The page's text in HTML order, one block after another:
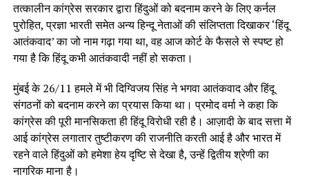
तत्कालीन कांग्रेस सरकार द्वारा हिंदुओं को बदनाम करने के लिए कर्नल
पुरोहित, प्रज्ञा भारती समेत अन्य हिन्दू नेताओं की संलिप्तता दिखाकर ‘हिंदू
आतंकवाद’ का जो नाम गढ़ा गया था, वह आज कोर्ट के फैसले से स्पष्ट हो
गया है कि हिंदू कभी आतंकवादी नहीं हो सकता।
मुंबई के 26/11 हमले में भी दिग्विजय सिंह ने भगवा आतंकवाद और हिंदू
संगठनों को बदनाम करने का प्रयास किया था। प्रमोद वर्मा ने कहा कि
कांग्रेस की पूरी मानसिकता ही हिंदू विरोधी रही है। आज़ादी के बाद सत्ता में
आई कांग्रेस लगातार तुष्टीकरण की राजनीति करती आई है और भारत में
रहने वाले हिंदुओं को हमेशा हेय दृष्टि से देखा है, उन्हें द्वितीय श्रेणी का
नागरिक माना है।